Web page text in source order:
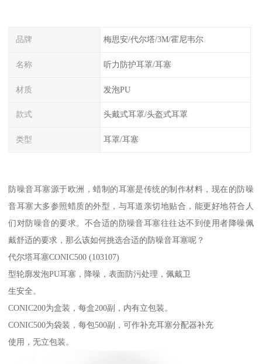
品牌 梅思安/代尔塔/3M/霍尼韦尔
名称 听力防护耳罩/耳塞
材质 发泡PU
款式 头戴式耳罩/头盔式耳罩
类型 耳罩/耳塞
防噪音耳塞源于欧洲，蜡制的耳塞是传统的制作材料，现在的防噪
音耳塞大多参照蜡质的外型，与耳道亲切地贴合，能更好地符合人
们对防噪音的要求。不合适的防噪音耳塞往往达不到使用者降噪佩
戴舒适的要求，那么该如何挑选合适的防噪音耳塞呢？
代尔塔耳塞CONIC500 (103107)
型轮廓发泡PU耳塞，降噪，表面防污处理，佩戴卫
生安全。
CONIC200为盒装，每盒200副，内有立包装。
CONIC500为袋装，每包500副，可作补充耳塞分配器补充
使用，无立包装。